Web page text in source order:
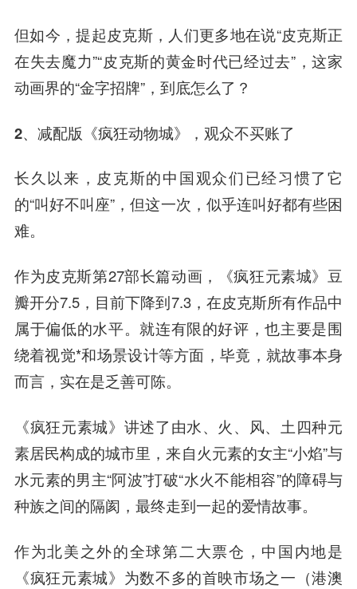
但如今，提起皮克斯，人们更多地在说“皮克斯正
在失去魔力”“皮克斯的黄金时代已经过去”，这家
动画界的“金字招牌”，到底怎么了？
2、减配版《疯狂动物城》， 观众不买账了
长久以来，皮克斯的中国观众们已经习惯了它
的“叫好不叫座”，但这一次，似乎连叫好都有些困
难。
作为皮克斯第27部长篇动画，《疯狂元素城》豆
瓣开分7.5，目前下降到7.3，在皮克斯所有作品中
属于偏低的水平。就连有限的好评，也主要是围
绕着视觉*和场景设计等方面，毕竟，就故事本身
而言，实在是乏善可陈。
《疯狂元素城》讲述了由水、火、风、土四种元
素居民构成的城市里，来自火元素的女主“小焰”与
水元素的男主“阿波”打破“水火不能相容”的障碍与
种族之间的隔阂，最终走到一起的爱情故事。
作为北美之外的全球第二大票仓，中国内地是
《疯狂元素城》为数不多的首映市场之一（港澳